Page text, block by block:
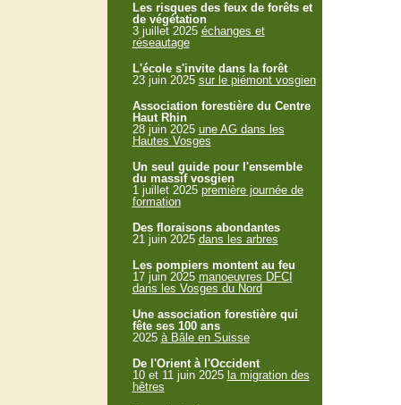
Les risques des feux de forêts et
de végétation
3 juillet 2025 échanges et
réseautage
L'école s'invite dans la forêt
23 juin 2025 sur le piémont vosgien
Association forestière du Centre
Haut Rhin
28 juin 2025 une AG dans les
Hautes Vosges
Un seul guide pour l'ensemble
du massif vosgien
1 juillet 2025 première journée de
formation
Des floraisons abondantes
21 juin 2025 dans les arbres
Les pompiers montent au feu
17 juin 2025 manoeuvres DFCI
dans les Vosges du Nord
Une association forestière qui
fête ses 100 ans
2025 à Bâle en Suisse
De l'Orient à l'Occident
10 et 11 juin 2025 la migration des
hêtres